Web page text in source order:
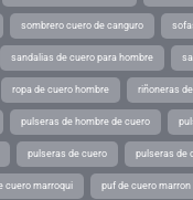
sombrero cuero de canguro
sandalias de cuero para hombre
ropa de cuero hombre riñoneras
pulseras de hombre de cuero
pulseras de cuero pulseras de
cuero marroqui puf de cuero marron